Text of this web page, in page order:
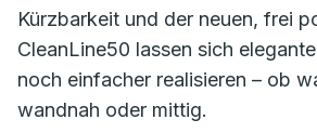
Kürzbarkeit und der neuen, frei
CleanLine50 lassen sich
noch einfacher realisieren – ob
wandnah oder mittig.